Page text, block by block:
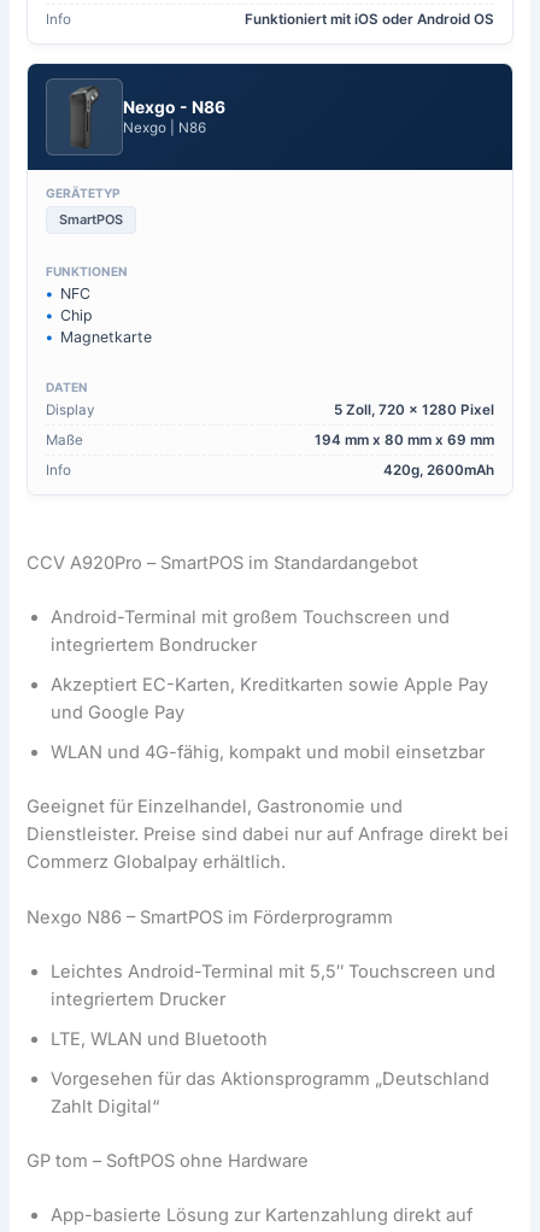
Info
Funktioniert mit iOS oder Android OS
Nexgo - N86
Nexgo | N86
GERÄTETYP
SmartPOS
FUNKTIONEN
NFC
Chip
Magnetkarte
DATEN
Display
5 Zoll, 720 x 1280 Pixel
Maße
194 mm x 80 mm x 69 mm
Info
420g, 2600mAh
CCV A920Pro – SmartPOS im Standardangebot
Android-Terminal mit großem Touchscreen und
integriertem Bondrucker
Akzeptiert EC-Karten, Kreditkarten sowie Apple Pay
und Google Pay
WLAN und 4G-fähig, kompakt und mobil einsetzbar
Geeignet für Einzelhandel, Gastronomie und
Dienstleister. Preise sind dabei nur auf Anfrage direkt bei
Commerz Globalpay erhältlich.
Nexgo N86 – SmartPOS im Förderprogramm
Leichtes Android-Terminal mit 5,5″ Touchscreen und
integriertem Drucker
LTE, WLAN und Bluetooth
Vorgesehen für das Aktionsprogramm „Deutschland
Zahlt Digital“
GP tom – SoftPOS ohne Hardware
App-basierte Lösung zur Kartenzahlung direkt auf